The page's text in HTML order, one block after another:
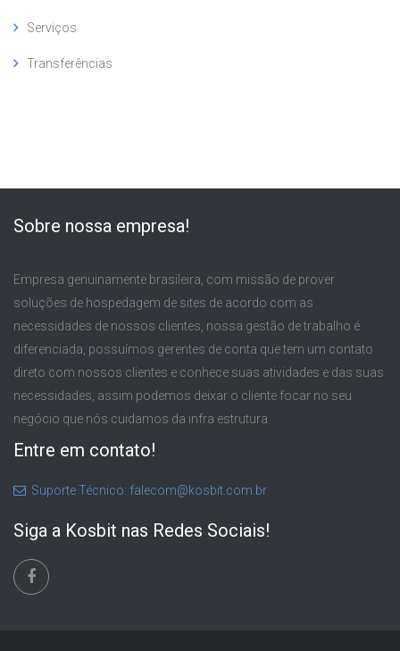
Serviços
Transferências
Sobre nossa empresa!
Empresa genuinamente brasileira, com missão de prover
soluções de hospedagem de sites de acordo com as
necessidades de nossos clientes, nossa gestão de trabalho é
diferenciada, possuímos gerentes de conta que tem um contato
direto com nossos clientes e conhece suas atividades e das suas
necessidades, assim podemos deixar o cliente focar no seu
negócio que nós cuidamos da infra estrutura.
Entre em contato!
Suporte Técnico: falecom@kosbit.com.br
Siga a Kosbit nas Redes Sociais!